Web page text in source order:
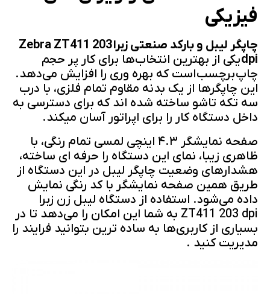
فیزیکی
چاپگر لیبل و بارکد صنعتی زبراZebra ZT411 203
dpiیکی از بهترین انتخاب‌ها برای کار پر حجم
چاپ برچسب است که بهره وری را افزایش می‌دهد.
این چاپگرها از یک بدنه مقاوم تمام فلزی، با درب
سه تکه تاشو ساخته شده اند که برای دسترسی به
داخل دستگاه کار را برای اپراتور آسان میکند.
صفحه نمایشگر ۴.۳ اینچی لمسی تمام رنگی، با
ظاهری زیبا، نمای این دستگاه را حرفه ای ساخته،
هشدارهای وضعیت چاپگر لیبل در این دستگاه از
طریق همین صفحه نمایشگر با کد رنگی نمایش
داده می‌شود. استفاده از دستگاه لیبل زن زبرا
ZT411 203 dpi به شما این امکان را می‌دهد تا در
بسیاری از کاربری‌ها به ساده ترین بتوانید فرایند را
مدیریت کنید .